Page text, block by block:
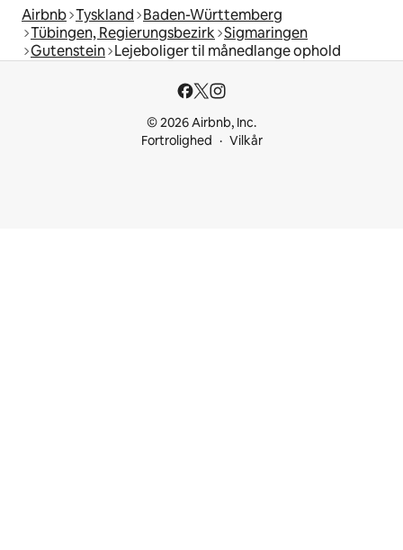
Airbnb Tyskland Baden-Württemberg
Tübingen, Regierungsbezirk Sigmaringen
Gutenstein Lejeboliger til månedlange ophold
© 2026 Airbnb, Inc.
Fortrolighed
Vilkår